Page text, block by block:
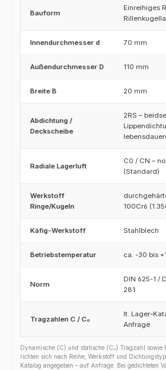
Bauform
Einreihiges
Innendurchmesser d 70 mm
Außendurchmesser D 110 mm
Breite B 20 mm
Abdichtung /
Deckscheibe
2RS –
Radiale Lagerluft
C0 / CN –
(Standard)
Werkstoff
Ringe/Kugeln
100Cr6
Käfig-Werkstoff Stahlblech
Betriebstemperatur ca. -30 bis
Norm
DIN 625-1 /
281
Tragzahlen C / C₀
lt. Lager-
Anfrage
Dynamische (C) und statische (C₀) Tragzahl sowie
richten sich nach Reihe, Werkstoff und
Katalog angegeben – auf Anfrage. Bei gedichteten